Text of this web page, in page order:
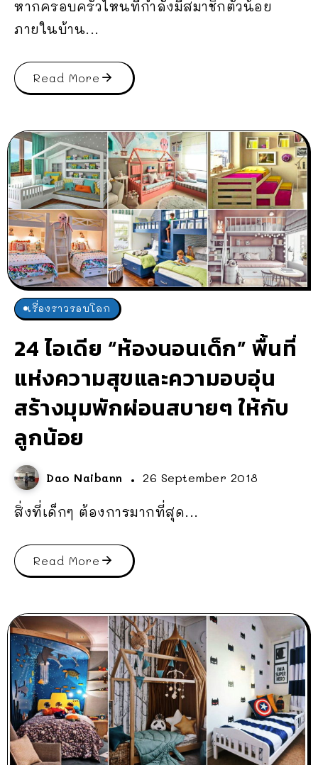
หากครอบครัวไหนที่กำลังมีสมาชิกตัวน้อย
ภายในบ้าน...
Read More
เรื่องราวรอบโลก
24 ไอเดีย “ห้องนอนเด็ก” พื้นที่
แห่งความสุขและความอบอุ่น
สร้างมุมพักผ่อนสบายๆ ให้กับ
ลูกน้อย
Dao Naibann 26 September 2018
สิ่งที่เด็กๆ ต้องการมากที่สุด...
Read More